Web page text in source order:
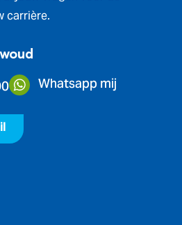
carrière.
Whatsapp mij